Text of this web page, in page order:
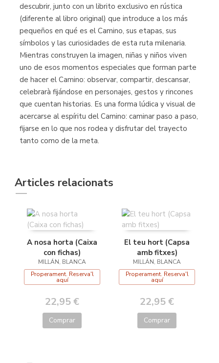
descubrir, junto con un librito exclusivo en rústica
(diferente al libro original) que introduce a los más
pequeños en qué es el Camino, sus etapas, sus
símbolos y las curiosidades de esta ruta milenaria.
Mientras construyen la imagen, niñas y niños viven
uno de esos momentos especiales que forman parte
de hacer el Camino: observar, compartir, descansar,
celebrarà fijándose en personajes, gestos y rincones
que cuentan historias. Es una forma lúdica y visual de
acercarse al espíritu del Camino: caminar paso a paso,
fijarse en lo que nos rodea y disfrutar del trayecto
tanto como de la meta.
Articles relacionats
A nosa horta (Caixa
con fichas)
MILLÁN, BLANCA
Properament. Reserva'l
aquí
22,95 €
Comprar
El teu hort (Capsa
amb fitxes)
MILLÁN, BLANCA
Properament. Reserva'l
aquí
22,95 €
Comprar